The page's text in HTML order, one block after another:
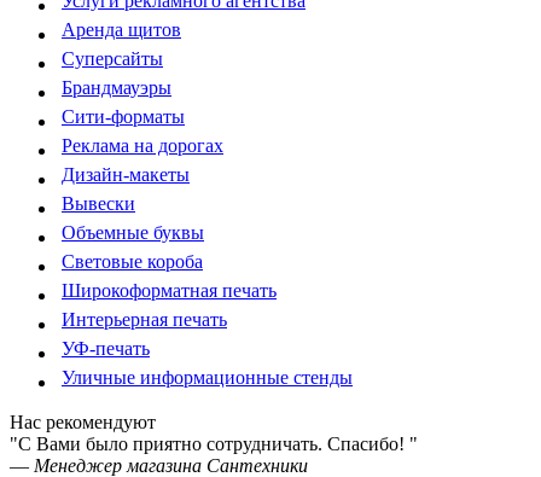
Аренда щитов
Суперсайты
Брандмауэры
Сити-форматы
Реклама на дорогах
Дизайн-макеты
Вывески
Объемные буквы
Световые короба
Широкоформатная печать
Интерьерная печать
УФ-печать
Уличные информационные стенды
Нас рекомендуют
"С Вами было приятно сотрудничать. Спасибо! "
— Менеджер магазина Сантехники